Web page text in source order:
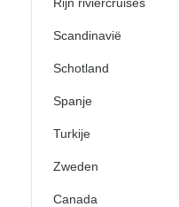
Scandinavië
Schotland
Spanje
Turkije
Zweden
Canada